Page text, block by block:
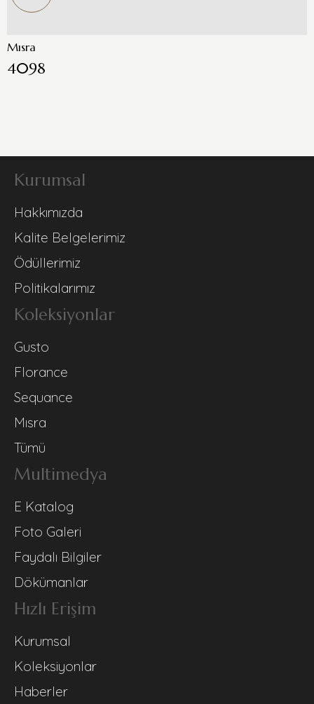
Mısra
4098
Kurumsal
Hakkımızda
Kalite Belgelerimiz
Ödüllerimiz
Politikalarımız
Koleksiyonlar
Gusto
Florance
Sequance
Mısra
Tümü
Multimedya
E Katalog
Foto Galeri
Faydalı Bilgiler
Dökümanlar
Hızlı Erişim
Kurumsal
Koleksiyonlar
Haberler